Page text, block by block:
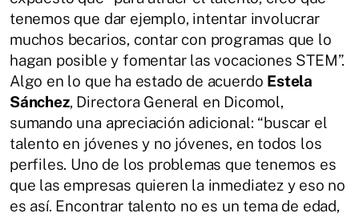
tenemos que dar ejemplo, intentar involucrar
muchos becarios, contar con programas que lo
hagan posible y fomentar las vocaciones STEM”.
Algo en lo que ha estado de acuerdo Estela
Sánchez, Directora General en Dicomol,
sumando una apreciación adicional: “buscar el
talento en jóvenes y no jóvenes, en todos los
perfiles. Uno de los problemas que tenemos es
que las empresas quieren la inmediatez y eso no
es así. Encontrar talento no es un tema de edad,